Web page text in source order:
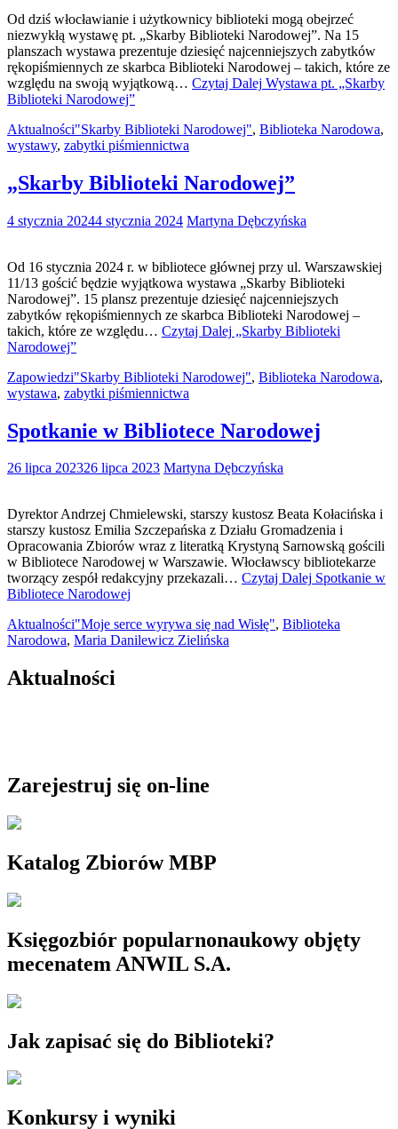
Od dziś włocławianie i użytkownicy biblioteki mogą obejrzeć
niezwykłą wystawę pt. „Skarby Biblioteki Narodowej”. Na 15
planszach wystawa prezentuje dziesięć najcenniejszych zabytków
rękopiśmiennych ze skarbca Biblioteki Narodowej – takich, które ze
względu na swoją wyjątkową… Czytaj Dalej Wystawa pt. „Skarby
Biblioteki Narodowej”
Aktualności"Skarby Biblioteki Narodowej", Biblioteka Narodowa,
wystawy, zabytki piśmiennictwa
„Skarby Biblioteki Narodowej”
4 stycznia 20244 stycznia 2024 Martyna Dębczyńska
Od 16 stycznia 2024 r. w bibliotece głównej przy ul. Warszawskiej
11/13 gościć będzie wyjątkowa wystawa „Skarby Biblioteki
Narodowej”. 15 plansz prezentuje dziesięć najcenniejszych
zabytków rękopiśmiennych ze skarbca Biblioteki Narodowej –
takich, które ze względu… Czytaj Dalej „Skarby Biblioteki
Narodowej”
Zapowiedzi"Skarby Biblioteki Narodowej", Biblioteka Narodowa,
wystawa, zabytki piśmiennictwa
Spotkanie w Bibliotece Narodowej
26 lipca 202326 lipca 2023 Martyna Dębczyńska
Dyrektor Andrzej Chmielewski, starszy kustosz Beata Kołacińska i
starszy kustosz Emilia Szczepańska z Działu Gromadzenia i
Opracowania Zbiorów wraz z literatką Krystyną Sarnowską gościli
w Bibliotece Narodowej w Warszawie. Włocławscy bibliotekarze
tworzący zespół redakcyjny przekazali… Czytaj Dalej Spotkanie w
Bibliotece Narodowej
Aktualności"Moje serce wyrywa się nad Wisłę", Biblioteka
Narodowa, Maria Danilewicz Zielińska
Aktualności
Zarejestruj się on-line
Katalog Zbiorów MBP
Księgozbiór popularnonaukowy objęty
mecenatem ANWIL S.A.
Jak zapisać się do Biblioteki?
Konkursy i wyniki